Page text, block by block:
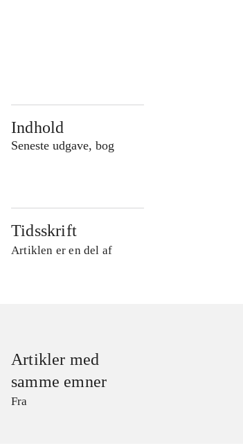
Indhold
Seneste udgave, bog
Tidsskrift
Artiklen er en del af
Artikler med
samme emner
Fra